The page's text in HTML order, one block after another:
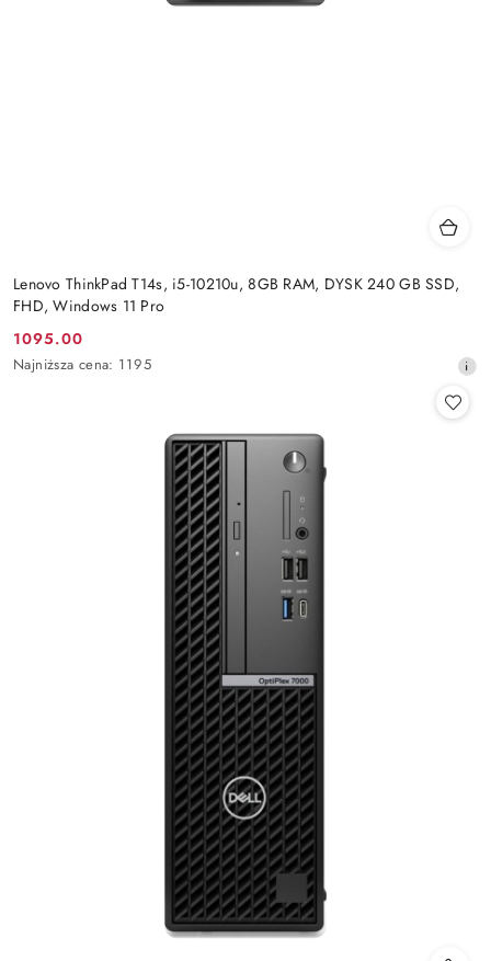
Lenovo ThinkPad T14s, i5-10210u, 8GB RAM, DYSK 240 GB SSD,
FHD, Windows 11 Pro
Cena
promocyjna:
1095.00
Najniższa
Najniższa cena: 1195